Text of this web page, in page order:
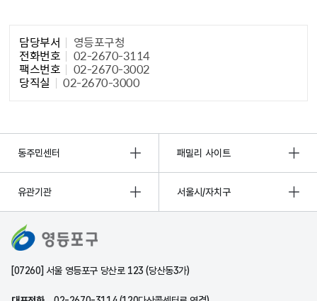
담당부서 영등포구청
전화번호 02-2670-3114
팩스번호 02-2670-3002
당직실 02-2670-3000
동주민센터 패밀리 사이트
유관기관 서울시/자치구
[07260] 서울 영등포구 당산로 123 (당산동3가)